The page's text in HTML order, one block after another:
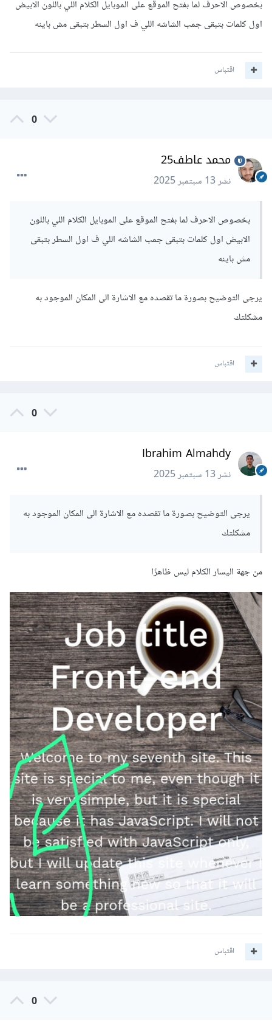
بخصوص الاحرف لما بفتح الموقع على الموبايل الكلام اللي باللون الابيض
اول كلمات بتبقى جمب الشاشه اللي ف اول السطر بتبقى مش باينه
اقتباس
0
محمد عاطف25
نشر13 سبتمبر 2025
بخصوص الاحرف لما بفتح الموقع على الموبايل الكلام اللي باللون
الابيض اول كلمات بتبقى جمب الشاشه اللي ف اول السطر بتبقى
مش باينه
يرجى التوضيح بصورة ما تقصده مع الاشارة الى المكان الموجود به
مشكلتك
اقتباس
0
Ibrahim Almahdy
نشر13 سبتمبر 2025
يرجى التوضيح بصورة ما تقصده مع الاشارة الى المكان الموجود به
مشكلتك
من جهة اليسار الكلام ليس ظاهرًا
اقتباس
0